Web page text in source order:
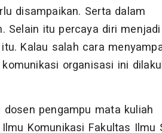
disampaikan. Serta dalam
Selain itu percaya diri
Kalau salah cara
organisasi ini
pengampu mata kuliah
Komunikasi Fakultas Ilmu